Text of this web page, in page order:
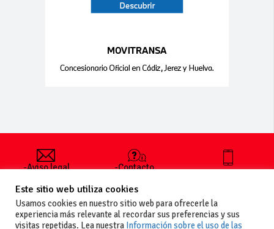
-Aviso legal
generales
de uso
-Política de
-Contacto
publicar un
anuncio
-Vende+
+34 627 35
Este sitio web utiliza cookies
Usamos cookies en nuestro sitio web para ofrecerle la
experiencia más relevante al recordar sus preferencias y sus
visitas repetidas. Lea nuestra Información sobre el uso de las